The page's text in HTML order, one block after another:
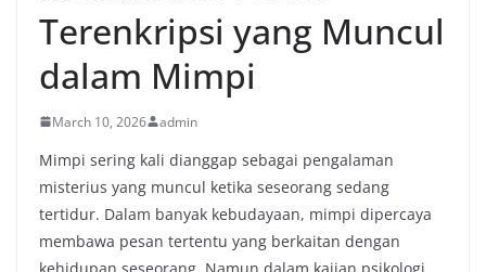
Terenkripsi yang Muncul
dalam Mimpi
March 10, 2026 admin
Mimpi sering kali dianggap sebagai pengalaman
misterius yang muncul ketika seseorang sedang
tertidur. Dalam banyak kebudayaan, mimpi dipercaya
membawa pesan tertentu yang berkaitan dengan